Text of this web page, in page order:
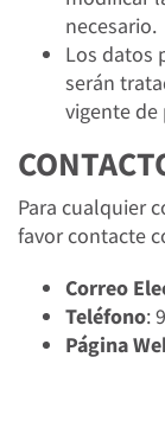
necesario.
Los datos
serán
vigente
Para cualquier
favor contacte
Correo
Teléfono:
Página